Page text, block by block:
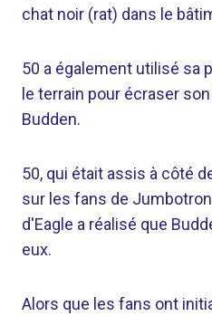
chat noir (rat) dans le
50 a également utilisé sa
le terrain pour écraser
Budden.
50, qui était assis à côté
sur les fans de
d'Eagle a réalisé que
eux.
Alors que les fans ont